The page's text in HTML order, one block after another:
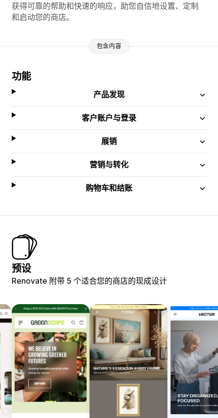
获得可靠的帮助和快速的响应，助您自信地设置、定制
和启动您的商店。
包含内容
功能
产品发现
客户账户与登录
展销
营销与转化
购物车和结账
预设
Renovate 附带 5 个适合您的商店的现成设计